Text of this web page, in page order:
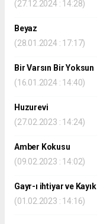
(27.12.2024 : 14:28)
Beyaz
(28.01.2024 : 17:17)
Bir Varsın Bir Yoksun
(16.01.2024 : 14:40)
Huzurevi
(27.02.2023 : 14:24)
Amber Kokusu
(09.02.2023 : 14:02)
Gayr-ı ihtiyar ve Kayık
(01.02.2023 : 14:16)